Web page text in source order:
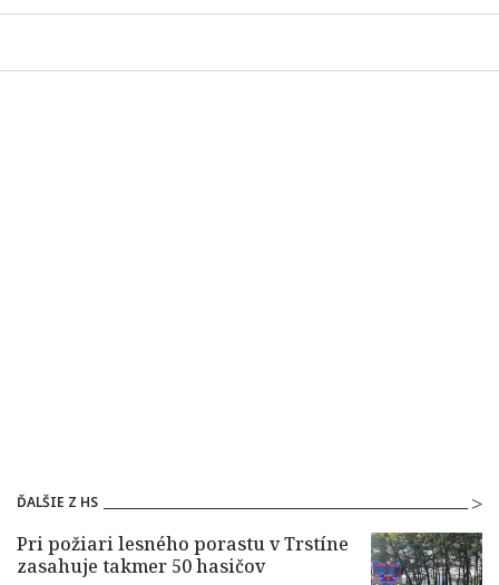
ĎALŠIE Z HS
Pri požiari lesného porastu v Trstíne
zasahuje takmer 50 hasičov